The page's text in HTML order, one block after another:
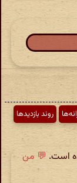
روند بازدیدها
است.💬 من